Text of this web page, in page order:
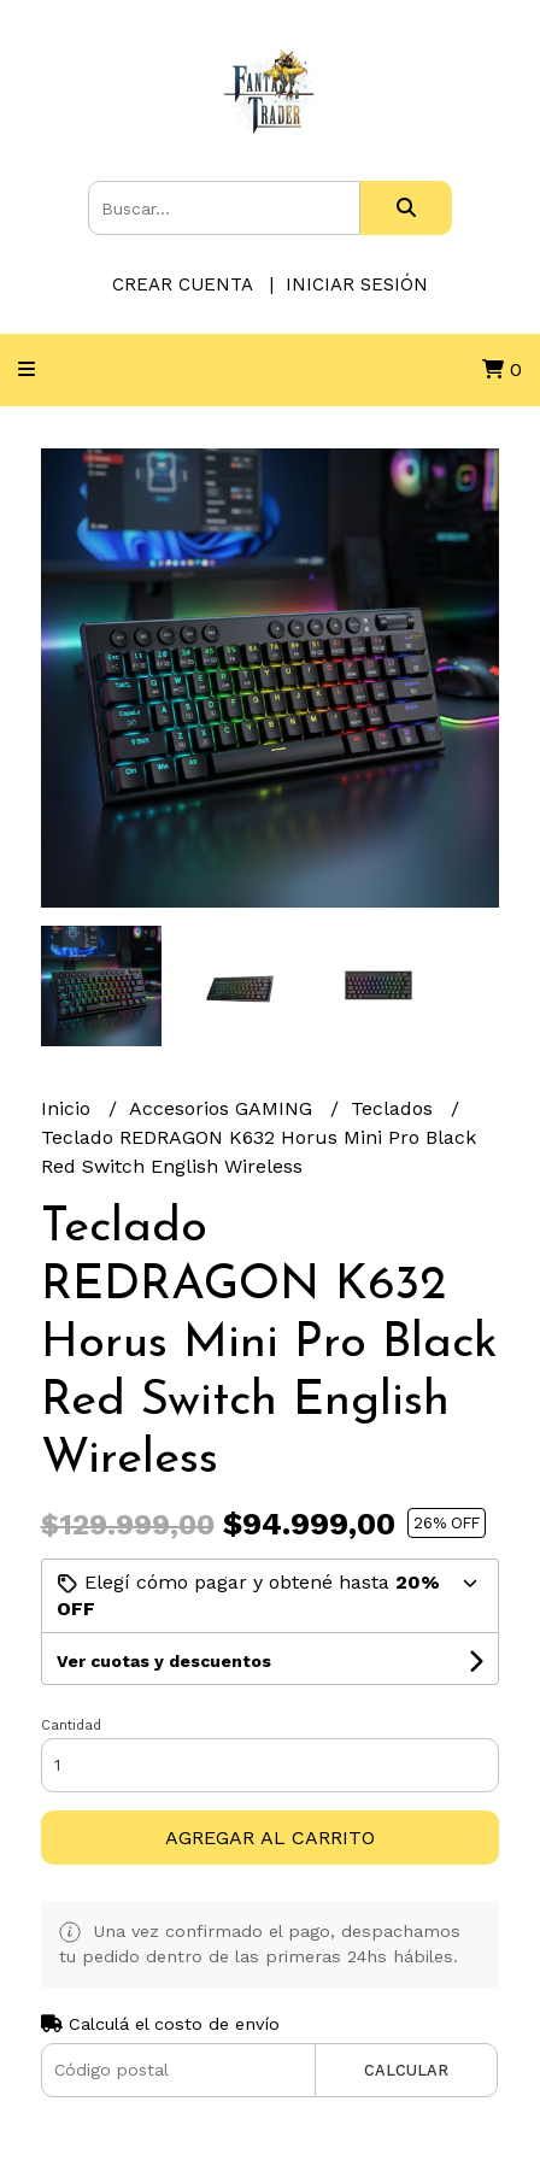
CREAR CUENTA INICIAR SESIÓN
0
Inicio Accesorios GAMING
Teclados
Teclado REDRAGON K632 Horus Mini Pro Black
Red Switch English Wireless
Teclado
REDRAGON K632
Horus Mini Pro Black
Red Switch English
Wireless
$129.999,00$94.999,00 26% OFF
Elegí cómo pagar y obtené hasta 20%
OFF
Ver cuotas y descuentos
Cantidad
AGREGAR AL CARRITO
Una vez confirmado el pago, despachamos
tu pedido dentro de las primeras 24hs hábiles.
Calculá el costo de envío
CALCULAR